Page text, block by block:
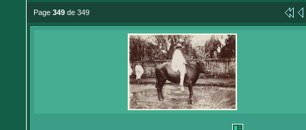
Page 349 de 349